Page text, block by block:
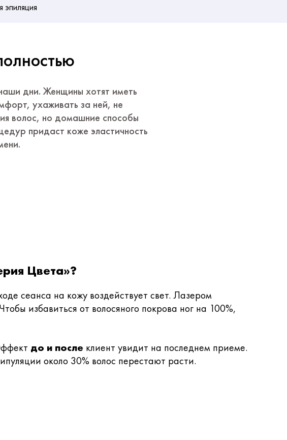
эпиляция
дни. Женщины хотят иметь
ухаживать за ней, не
волос, но домашние способы
придаст коже эластичность
Цвета»?
сеанса на кожу воздействует свет. Лазером
избавиться от волосяного покрова ног на 100%,
до и после клиент увидит на последнем приеме.
около 30% волос перестают расти.